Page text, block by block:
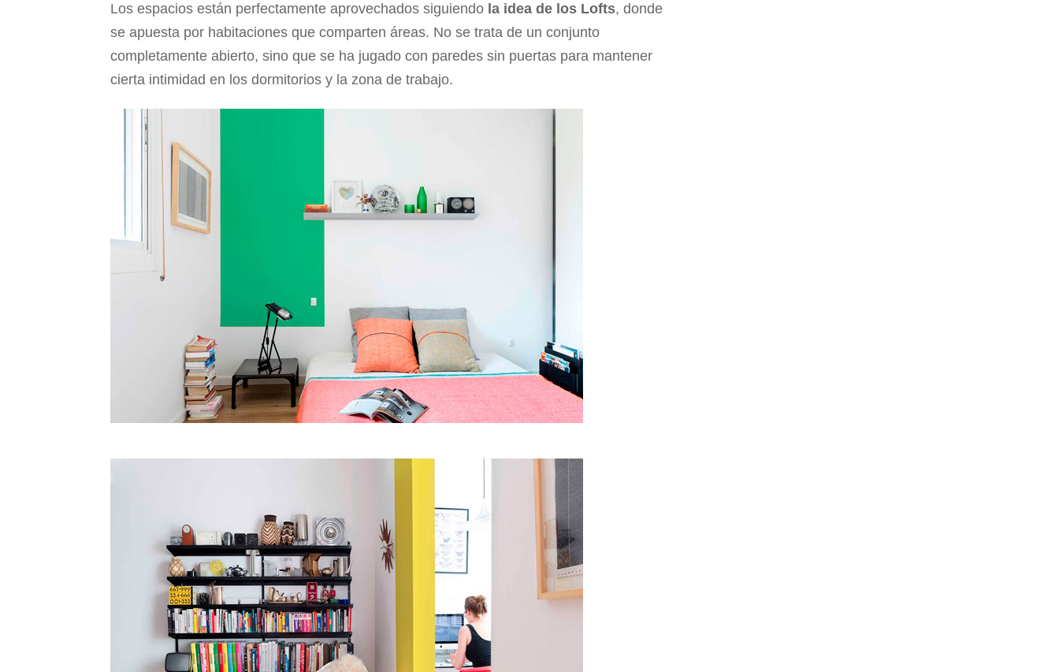
Los espacios están perfectamente aprovechados siguiendo la idea de los Lofts, donde
se apuesta por habitaciones que comparten áreas. No se trata de un conjunto
completamente abierto, sino que se ha jugado con paredes sin puertas para mantener
cierta intimidad en los dormitorios y la zona de trabajo.